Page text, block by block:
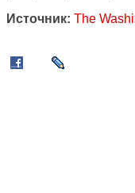
Источник: The